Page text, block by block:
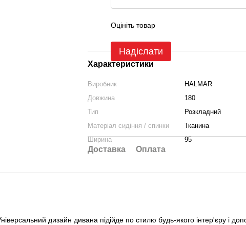
Оцініть товар
Надіслати
Характеристики
Виробник
HALMAR
Довжина
180
Тип
Розкладний
Матеріал сидіння / спинки
Тканина
Ширина
95
Доставка Оплата
дизайн дивана підійде по стилю будь-якого інтер'єру і